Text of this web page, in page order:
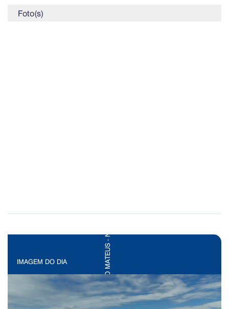
Foto(s)
IMAGEM DO DIA